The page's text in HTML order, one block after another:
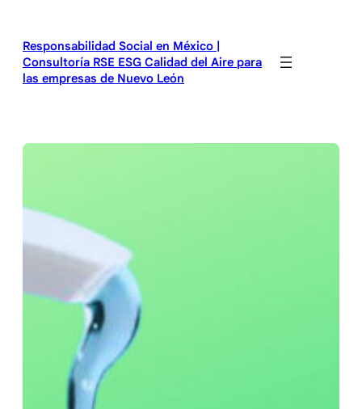
contenido
Responsabilidad Social en México |
Consultoría RSE ESG Calidad del Aire para
las empresas de Nuevo León